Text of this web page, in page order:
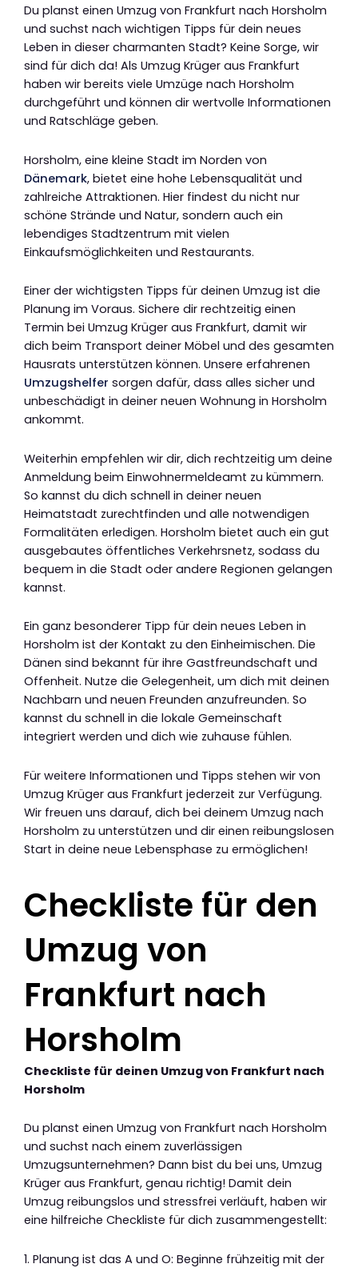
Du planst einen Umzug von Frankfurt nach Horsholm
und suchst nach wichtigen Tipps für dein neues
Leben in dieser charmanten Stadt? Keine Sorge, wir
sind für dich da! Als Umzug Krüger aus Frankfurt
haben wir bereits viele Umzüge nach Horsholm
durchgeführt und können dir wertvolle Informationen
und Ratschläge geben.
Horsholm, eine kleine Stadt im Norden von
Dänemark, bietet eine hohe Lebensqualität und
zahlreiche Attraktionen. Hier findest du nicht nur
schöne Strände und Natur, sondern auch ein
lebendiges Stadtzentrum mit vielen
Einkaufsmöglichkeiten und Restaurants.
Einer der wichtigsten Tipps für deinen Umzug ist die
Planung im Voraus. Sichere dir rechtzeitig einen
Termin bei Umzug Krüger aus Frankfurt, damit wir
dich beim Transport deiner Möbel und des gesamten
Hausrats unterstützen können. Unsere erfahrenen
Umzugshelfer sorgen dafür, dass alles sicher und
unbeschädigt in deiner neuen Wohnung in Horsholm
ankommt.
Weiterhin empfehlen wir dir, dich rechtzeitig um deine
Anmeldung beim Einwohnermeldeamt zu kümmern.
So kannst du dich schnell in deiner neuen
Heimatstadt zurechtfinden und alle notwendigen
Formalitäten erledigen. Horsholm bietet auch ein gut
ausgebautes öffentliches Verkehrsnetz, sodass du
bequem in die Stadt oder andere Regionen gelangen
kannst.
Ein ganz besonderer Tipp für dein neues Leben in
Horsholm ist der Kontakt zu den Einheimischen. Die
Dänen sind bekannt für ihre Gastfreundschaft und
Offenheit. Nutze die Gelegenheit, um dich mit deinen
Nachbarn und neuen Freunden anzufreunden. So
kannst du schnell in die lokale Gemeinschaft
integriert werden und dich wie zuhause fühlen.
Für weitere Informationen und Tipps stehen wir von
Umzug Krüger aus Frankfurt jederzeit zur Verfügung.
Wir freuen uns darauf, dich bei deinem Umzug nach
Horsholm zu unterstützen und dir einen reibungslosen
Start in deine neue Lebensphase zu ermöglichen!
Checkliste für den
Umzug von
Frankfurt nach
Horsholm
Checkliste für deinen Umzug von Frankfurt nach
Horsholm
Du planst einen Umzug von Frankfurt nach Horsholm
und suchst nach einem zuverlässigen
Umzugsunternehmen? Dann bist du bei uns, Umzug
Krüger aus Frankfurt, genau richtig! Damit dein
Umzug reibungslos und stressfrei verläuft, haben wir
eine hilfreiche Checkliste für dich zusammengestellt:
1. Planung ist das A und O: Beginne frühzeitig mit der